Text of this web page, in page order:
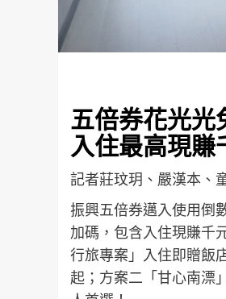
五倍券花光光
入住最高現賺
記者莊玟玥、嚴漢本、
振興五倍券邁入使用倒
加碼，包含入住現賺千
行旅專案」入住即贈飯
起；方案二「甘心南漂